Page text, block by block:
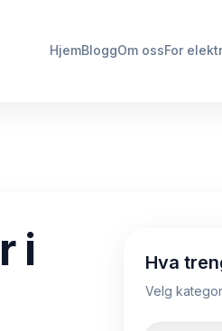
HjemBloggOm ossFor
i
Hva
Velg